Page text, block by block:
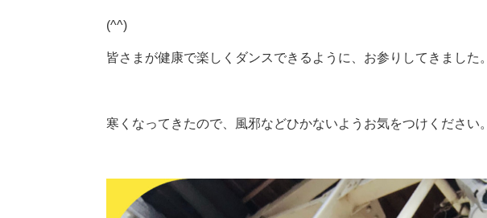
(^^)
皆さまが健康で楽しくダンスできるように、お参りしてきました。
寒くなってきたので、風邪などひかないようお気をつけください。